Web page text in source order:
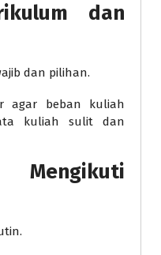
dan
dan pilihan.
agar beban kuliah
kuliah sulit dan